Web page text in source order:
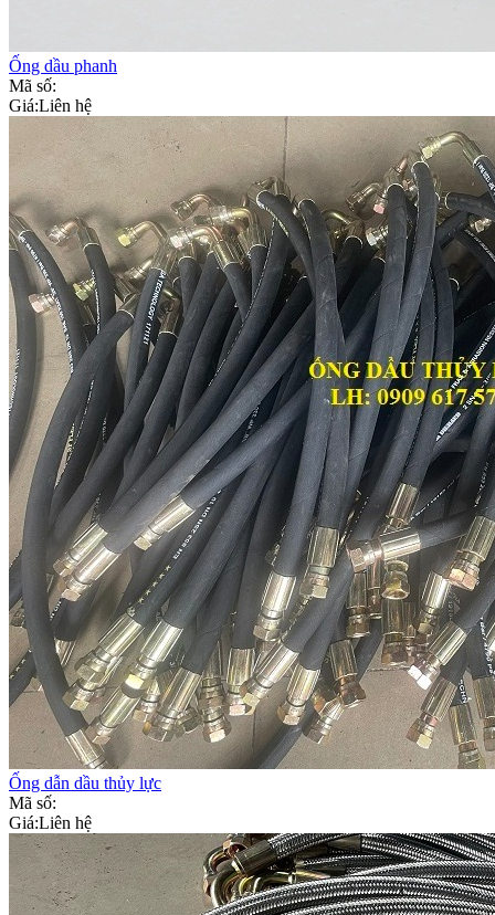
Ống dầu phanh
Mã số:
Giá:Liên hệ
Ống dẫn dầu thủy lực
Mã số:
Giá:Liên hệ